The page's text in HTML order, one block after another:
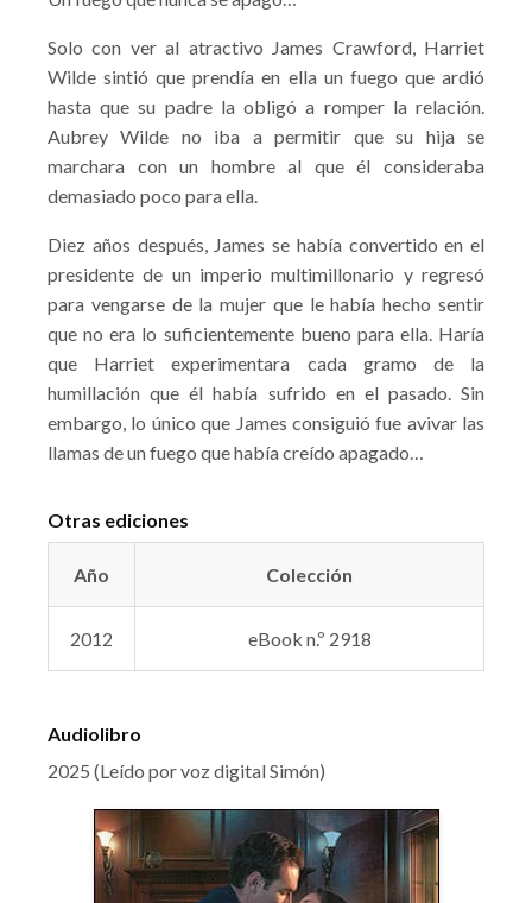
Solo con ver al atractivo James Crawford, Harriet
Wilde sintió que prendía en ella un fuego que ardió
hasta que su padre la obligó a romper la relación.
Aubrey Wilde no iba a permitir que su hija se
marchara con un hombre al que él consideraba
demasiado poco para ella.
Diez años después, James se había convertido en el
presidente de un imperio multimillonario y regresó
para vengarse de la mujer que le había hecho sentir
que no era lo suficientemente bueno para ella. Haría
que Harriet experimentara cada gramo de la
humillación que él había sufrido en el pasado. Sin
embargo, lo único que James consiguió fue avivar las
llamas de un fuego que había creído apagado…
Otras ediciones
Año Colección
2012 eBook n.º 2918
Audiolibro
2025 (Leído por voz digital Simón)